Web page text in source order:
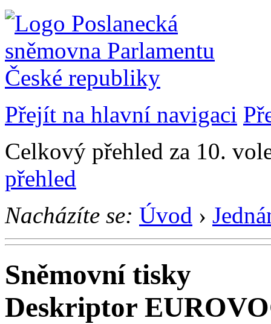
Přejít na hlavní navigaci
Celkový přehled za 10.
přehled
Nacházíte se: Úvod ›
Sněmovní tisky
Deskriptor